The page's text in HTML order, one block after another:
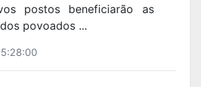
postos beneficiarão as
povoados ...